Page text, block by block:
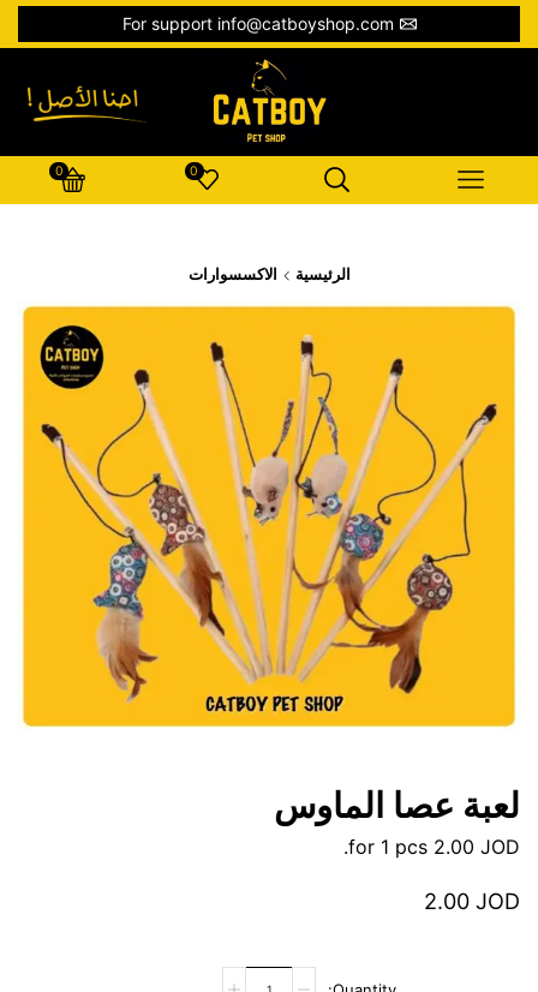
For support info@catboyshop.com
0
0
الرئيسية الاكسسوارات
لعبة عصا الماوس
2.00 JOD
2.00 JOD